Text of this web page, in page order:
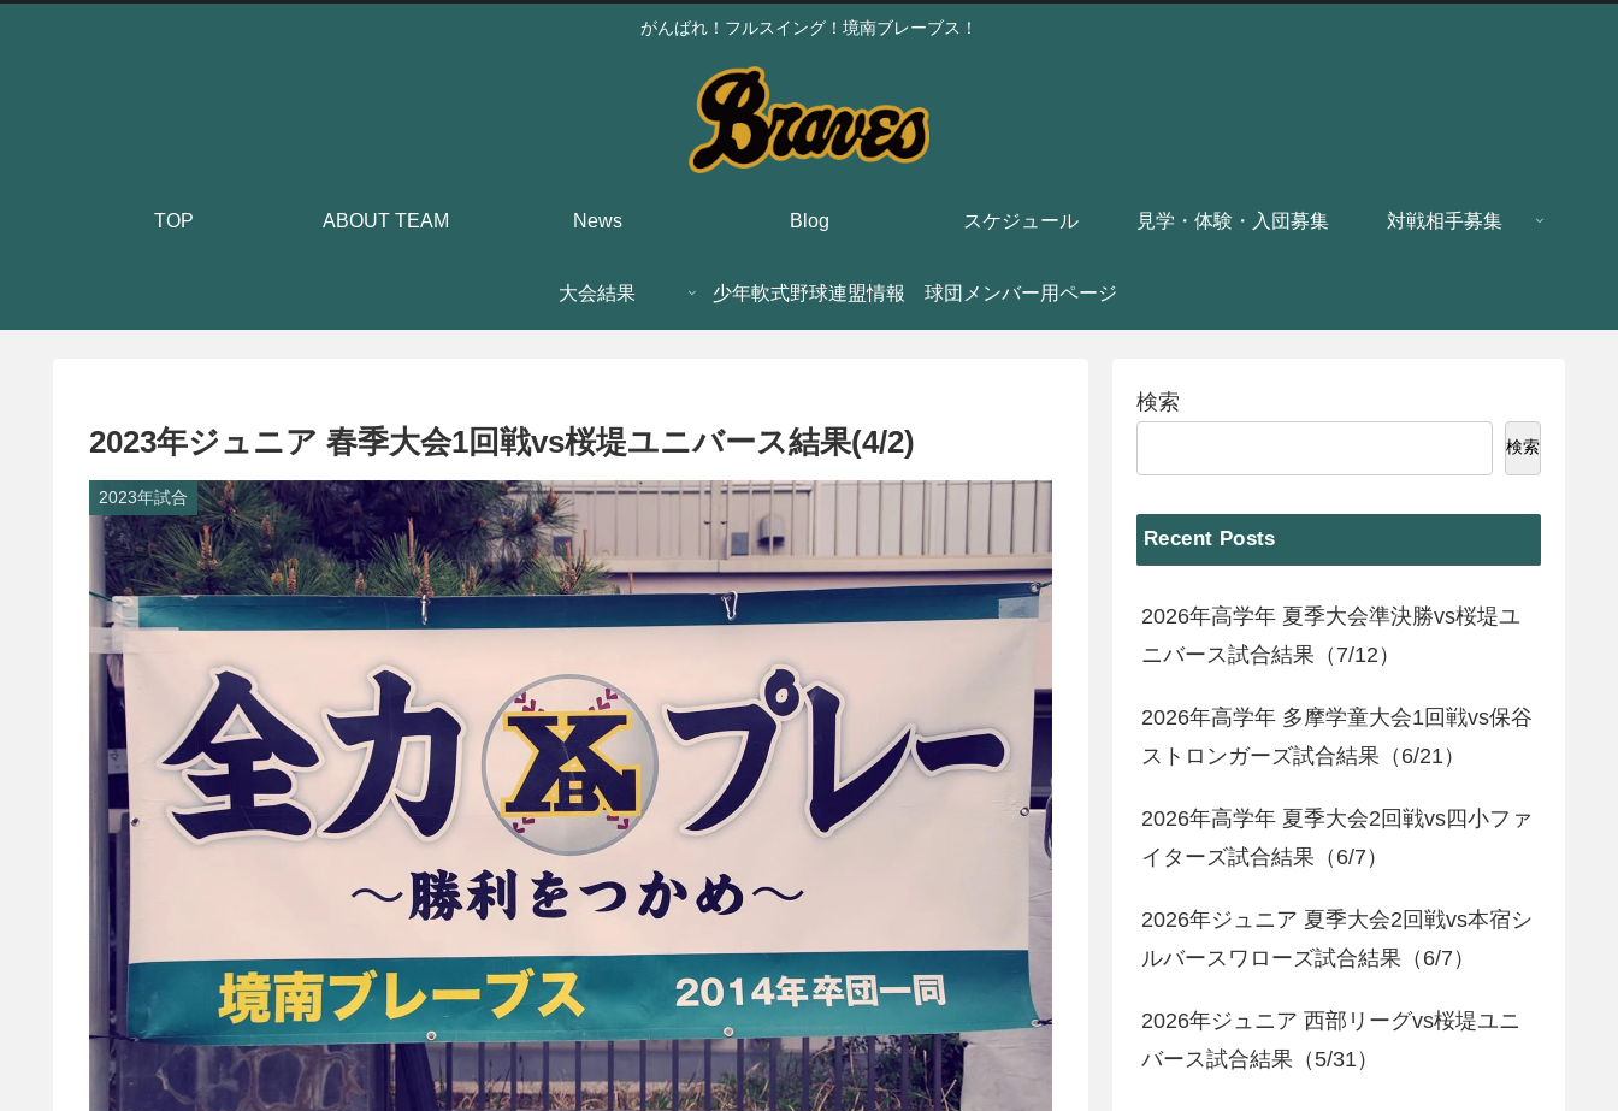
がんばれ！フルスイング！境南ブレーブス！
TOP ABOUT TEAM News Blog スケジュール 見学・体験・入団募集 対戦相手募集
大会結果 少年軟式野球連盟情報 球団メンバー用ページ
2023年ジュニア 春季大会1回戦vs桜堤ユニバース結果(4/2)
2023年試合
検索
検索
Recent Posts
2026年高学年 夏季大会準決勝vs桜堤ユ
ニバース試合結果（7/12）
2026年高学年 多摩学童大会1回戦vs保谷
ストロンガーズ試合結果（6/21）
2026年高学年 夏季大会2回戦vs四小ファ
イターズ試合結果（6/7）
2026年ジュニア 夏季大会2回戦vs本宿シ
ルバースワローズ試合結果（6/7）
2026年ジュニア 西部リーグvs桜堤ユニ
バース試合結果（5/31）